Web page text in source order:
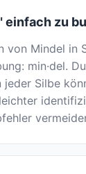
einfach zu
von Mindel in
min·del.
jeder Silbe